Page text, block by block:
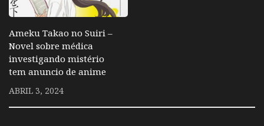
Ameku Takao no Suiri –
Novel sobre médica
investigando mistério
tem anuncio de anime
ABRIL 3, 2024